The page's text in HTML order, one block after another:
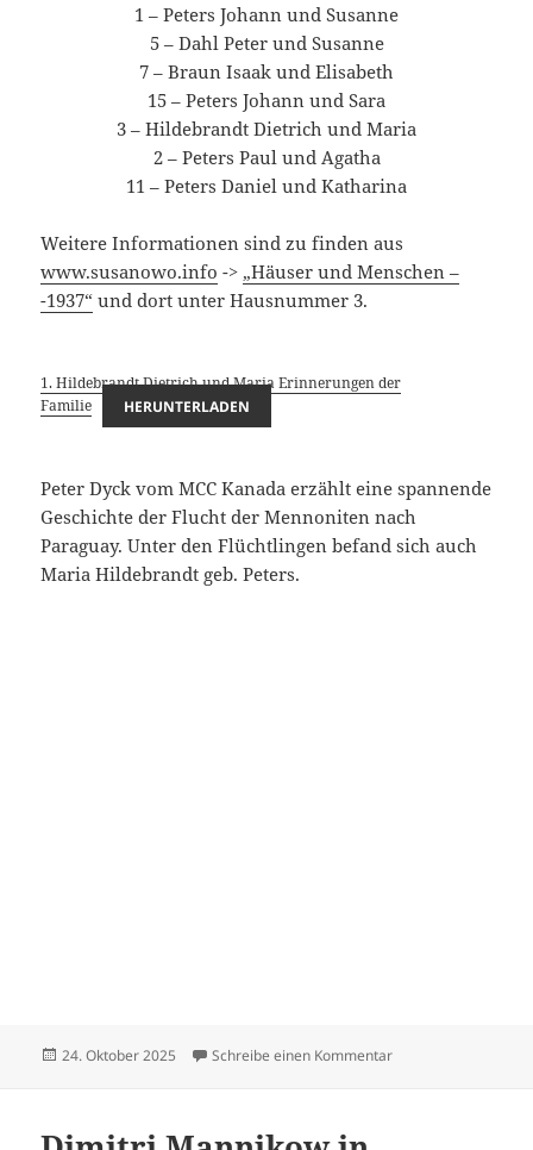
1 – Peters Johann und Susanne
5 – Dahl Peter und Susanne
7 – Braun Isaak und Elisabeth
15 – Peters Johann und Sara
3 – Hildebrandt Dietrich und Maria
2 – Peters Paul und Agatha
11 – Peters Daniel und Katharina
Weitere Informationen sind zu finden aus
www.susanowo.info -> „Häuser und Menschen –
-1937“ und dort unter Hausnummer 3.
1. Hildebrandt Dietrich und Maria Erinnerungen der
Familie
HERUNTERLADEN
Peter Dyck vom MCC Kanada erzählt eine spannende
Geschichte der Flucht der Mennoniten nach
Paraguay. Unter den Flüchtlingen befand sich auch
Maria Hildebrandt geb. Peters.
Veröffentlicht
24. Oktober 2025 Schreibe einen Kommentarzu Hildebrandt